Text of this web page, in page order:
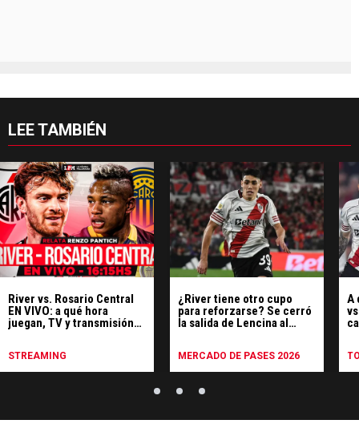
LEE TAMBIÉN
River vs. Rosario Central
EN VIVO: a qué hora
juegan, TV y transmisión
STREAMING
¿River tiene otro cupo
para reforzarse? Se cerró
la salida de Lencina al
MERCADO DE PASES 2026
A